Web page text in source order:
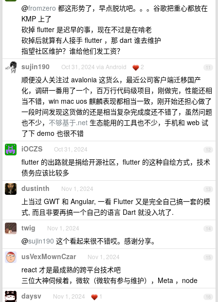
@fromzero 都这形势了，早点脱坑吧。。。谷歌把重心都放在
KMP 上了
砍掉 flutter 是迟早的事，现在不过是在啃老
砍掉后就算有人接手 flutter ，那 dart 谁去维护
指望社区维护？谁给他们发工资？
11
sujin190 Oct 31, 2024 via Android 2
顺便没人关注过 avalonia 这货么，最近公司客户端迁移国产
化，调研一番用了一个，百万行代码级项目，刚做完，性能还相
当不错，win mac uos 麒麟表现都相当一致，刚开始还担心做了
一段时间发现这货做的还是相当复杂完成度还不错了，虽然问题
也不少， 不够基于.net 生态能用的工具也不少，手机和 web 试
了下 demo 也很不错
12
iOCZS Oct 31, 2024
flutter 的出路就是捐给开源社区，flutter 的这种自绘方式，技术
债务应该比较多
13
dustinth Nov 1, 2024
上当过 GWT 和 Angular, 一看 Flutter 又是完全自己搞一套的模
式, 而且非要再搞一个自己的语言 Dart 就没入坑了.
14
twig Nov 1, 2024
@sujin190 这个看起来很不错哎。感谢分享。
15
usVexMownCzar Nov 1, 2024
react 才是最成熟的跨平台技术吧
三位大神伺候着，微软（微软有参与维护），Meta ，node
16
daysv Nov 1, 2024 1